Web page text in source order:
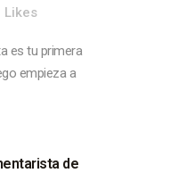
Likes
es tu primera
empieza a
de